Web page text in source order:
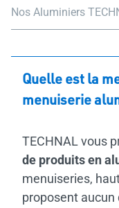
Nos Aluminiers
Quelle est la
menuiserie
TECHNAL vous
de produits en
menuiseries,
proposent